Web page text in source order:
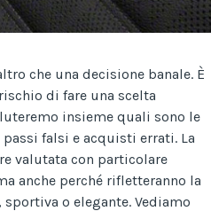
che una decisione banale. È
di fare una scelta
insieme quali sono le
falsi e acquisti errati. La
valutata con particolare
anche perché rifletteranno la
o elegante. Vediamo